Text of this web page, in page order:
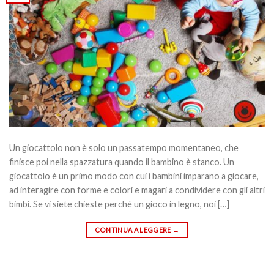
Un giocattolo non è solo un passatempo momentaneo, che
finisce poi nella spazzatura quando il bambino è stanco. Un
giocattolo è un primo modo con cui i bambini imparano a giocare,
ad interagire con forme e colori e magari a condividere con gli altri
bimbi. Se vi siete chieste perché un gioco in legno, noi […]
CONTINUA A LEGGERE →